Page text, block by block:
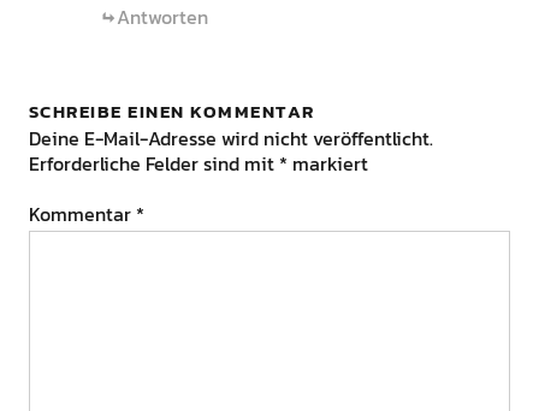
Antworten
SCHREIBE EINEN KOMMENTAR
Deine E-Mail-Adresse wird nicht veröffentlicht.
Erforderliche Felder sind mit * markiert
Kommentar *